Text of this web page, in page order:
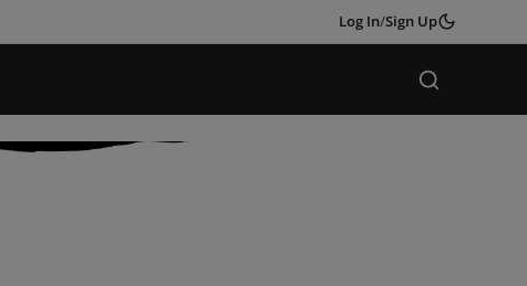
Log In/Sign Up